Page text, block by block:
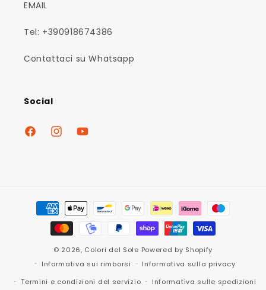
EMAIL
Tel: +390918674386
Contattaci su Whatsapp
Social
FacebookInstagramYouTube
Metodi
pagamento
© 2026, Colori del Sole Powered by Shopify
Informativa sui rimborsi
Informativa sulla privacy
Termini e condizioni del servizio
Informativa sulle spedizioni